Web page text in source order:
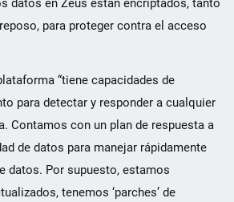
datos en Zeus están encriptados, tanto
para proteger contra el acceso
“tiene capacidades de
para detectar y responder a cualquier
Contamos con un plan de respuesta a
de datos para manejar rápidamente
datos. Por supuesto, estamos
tenemos ‘parches’ de